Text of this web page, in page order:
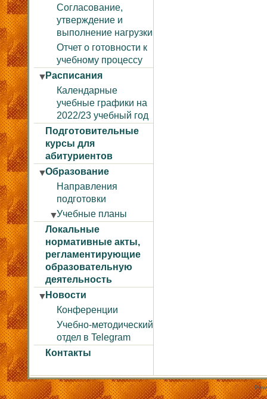
Согласование,
утверждение и
выполнение нагрузки
Отчет о готовности к
учебному процессу
▼Расписания
Календарные
учебные графики на
2022/23 учебный год
Подготовительные
курсы для
абитуриентов
▼Образование
Направления
подготовки
▼Учебные планы
Бакалавриат
Специалитет
Магистратура
Аспирантура
Ординатура
Локальные
нормативные акты,
регламентирующие
образовательную
деятельность
▼Новости
Конференции
Учебно-методический
отдел в Telegram
Контакты